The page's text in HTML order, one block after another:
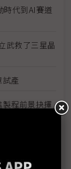
代到AI賽道
武救了三星晶
產
程前景抉擇
武為台積送